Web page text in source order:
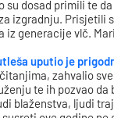
su dosad primili te
izgradnju. Prisjetili
iz generacije vlč.
uputio je
zahvalio
te ih pozvao da
blaženstva, ljudi